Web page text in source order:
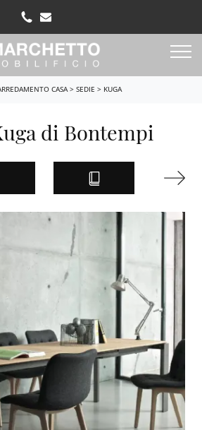
CASA> SEDIE > KUGA
di Bontempi